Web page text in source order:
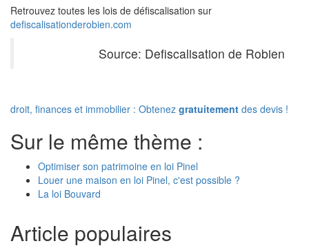
Retrouvez toutes les lois de défiscalisation sur
defiscalisationderobien.com
Source: Defiscalisation de Robien
droit, finances et immobilier : Obtenez gratuitement des devis !
Sur le même thème :
Optimiser son patrimoine en loi Pinel
Louer une maison en loi Pinel, c'est possible ?
La loi Bouvard
Article populaires